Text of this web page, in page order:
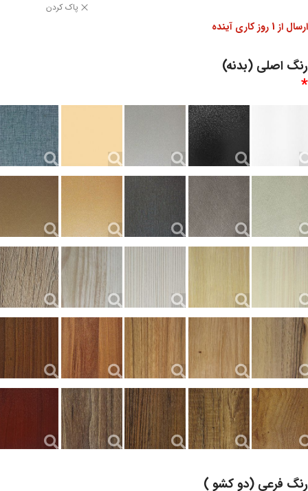
پاک کردن
ارسال از 1 روز کاری آینده
رنگ اصلی (بدنه)
*
رنگ فرعی (دو کشو )